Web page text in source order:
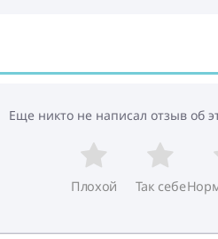
Еще никто не написал отзыв об
Плохой Так себе